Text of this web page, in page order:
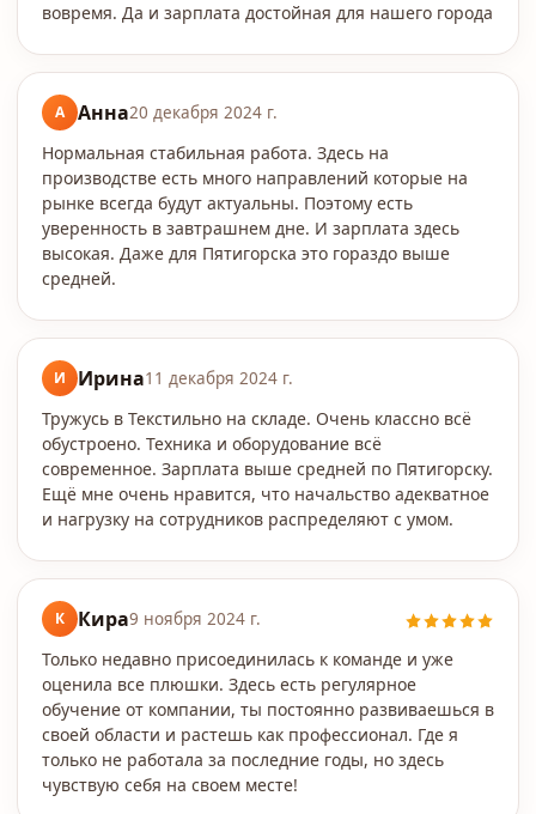
вовремя. Да и зарплата достойная для нашего города
А Анна20 декабря 2024 г.
Нормальная стабильная работа. Здесь на
производстве есть много направлений которые на
рынке всегда будут актуальны. Поэтому есть
уверенность в завтрашнем дне. И зарплата здесь
высокая. Даже для Пятигорска это гораздо выше
средней.
И Ирина11 декабря 2024 г.
Тружусь в Текстильно на складе. Очень классно всё
обустроено. Техника и оборудование всё
современное. Зарплата выше средней по Пятигорску.
Ещё мне очень нравится, что начальство адекватное
и нагрузку на сотрудников распределяют с умом.
К Кира9 ноября 2024 г.
Только недавно присоединилась к команде и уже
оценила все плюшки. Здесь есть регулярное
обучение от компании, ты постоянно развиваешься в
своей области и растешь как профессионал. Где я
только не работала за последние годы, но здесь
чувствую себя на своем месте!